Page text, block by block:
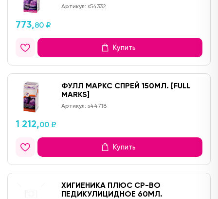
Артикул: s54332
773,80 ₽
Купить
ФУЛЛ МАРКС СПРЕЙ 150МЛ. [FULL
MARKS]
Артикул: s44718
1 212,00 ₽
Купить
ХИГИЕНИКА ПЛЮС СР-ВО
ПЕДИКУЛИЦИДНОЕ 60МЛ.